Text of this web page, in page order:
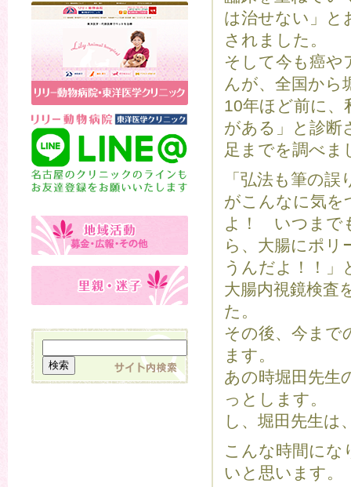
は治せない」と
されました。
そして今も癌や
んが、全国から
10年ほど前に、
がある」と診断
足までを調べま
「弘法も筆の
がこんなに気を
よ！ いつまで
ら、大腸にポリ
うんだよ！！
大腸内視鏡検査
た。
その後、今まで
ます。
あの時堀田先生
っとします。
し、堀田先生は
こんな時間にな
いと思います。